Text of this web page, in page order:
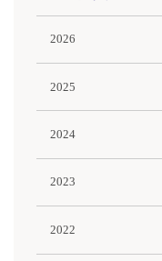
2026
2025
2024
2023
2022